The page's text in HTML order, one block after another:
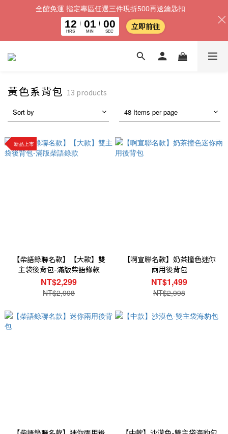
黃色系背包 13 products
Sort by 48 Items per page
新品上市
【柴語錄聯名款】【大款】雙
主袋後背包-滿版柴語錄款
NT$2,299
NT$2,998
【啊宣聯名款】奶茶撞色迷你
兩用後背包
NT$1,499
NT$2,998
全館免運 指定專區任選三件現折500再送鑰匙扣
12
HRS
00
MIN
59
SEC
立即前往